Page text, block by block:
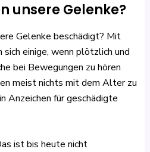
unsere Gelenke?
Gelenke beschädigt? Mit
einige, wenn plötzlich und
bei Bewegungen zu hören
meist nichts mit dem Alter zu
Anzeichen für geschädigte
ist bis heute nicht